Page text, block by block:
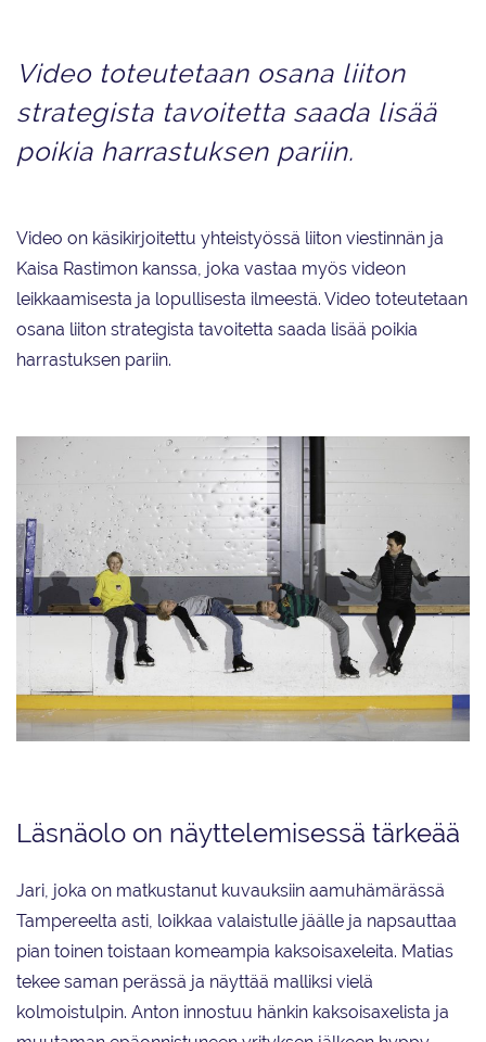
Video toteutetaan osana liiton
strategista tavoitetta saada lisää
poikia harrastuksen pariin.
Video on käsikirjoitettu yhteistyössä liiton viestinnän ja
Kaisa Rastimon kanssa, joka vastaa myös videon
leikkaamisesta ja lopullisesta ilmeestä. Video toteutetaan
osana liiton strategista tavoitetta saada lisää poikia
harrastuksen pariin.
Läsnäolo on näyttelemisessä tärkeää
Jari, joka on matkustanut kuvauksiin aamuhämärässä
Tampereelta asti, loikkaa valaistulle jäälle ja napsauttaa
pian toinen toistaan komeampia kaksoisaxeleita. Matias
tekee saman perässä ja näyttää malliksi vielä
kolmoistulpin. Anton innostuu hänkin kaksoisaxelista ja